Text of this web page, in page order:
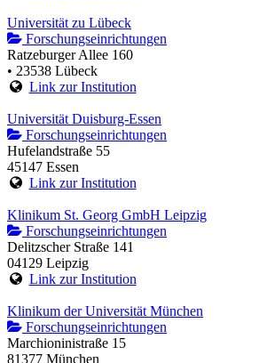
Universität zu Lübeck
Forschungseinrichtungen
Ratzeburger Allee 160
• 23538 Lübeck
Link zur Institution
Universität Duisburg-Essen
Forschungseinrichtungen
Hufelandstraße 55
45147 Essen
Link zur Institution
Klinikum St. Georg GmbH Leipzig
Forschungseinrichtungen
Delitzscher Straße 141
04129 Leipzig
Link zur Institution
Klinikum der Universität München
Forschungseinrichtungen
Marchioninistraße 15
81377 München